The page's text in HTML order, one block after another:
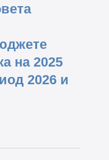
на 2025
2026 и